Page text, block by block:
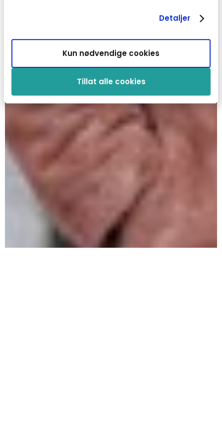
Detaljer
Tillat alle cookies
Kun nødvendige cookies